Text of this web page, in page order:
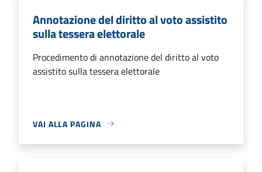
Annotazione del diritto al voto assistito
sulla tessera elettorale
Procedimento di annotazione del diritto al voto
assistito sulla tessera elettorale
VAI ALLA PAGINA